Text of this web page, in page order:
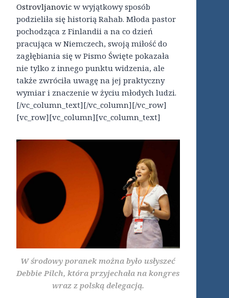
Ostrovljanovic w wyjątkowy sposób
podzieliła się historią Rahab. Młoda pastor
pochodząca z Finlandii a na co dzień
pracująca w Niemczech, swoją miłość do
zagłębiania się w Pismo Święte pokazała
nie tylko z innego punktu widzenia, ale
także zwróciła uwagę na jej praktyczny
wymiar i znaczenie w życiu młodych ludzi.
[/vc_column_text][/vc_column][/vc_row]
[vc_row][vc_column][vc_column_text]
W środowy poranek można było usłyszeć
Debbie Pilch, która przyjechała na kongres
wraz z polską delegacją.